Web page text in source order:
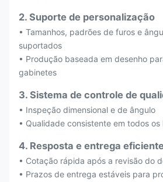
2. Suporte de personalização
• Tamanhos, padrões de furos e
suportados
• Produção baseada em desenho
gabinetes
3. Sistema de controle de
• Inspeção dimensional e de ângulo
• Qualidade consistente em todos
4. Resposta e entrega
• Cotação rápida após a revisão do
• Prazos de entrega estáveis para